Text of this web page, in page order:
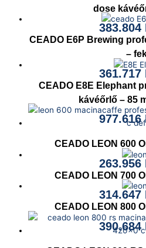
dose
383.804
CEADO E6P Brewing
–
361.717
CEADO E8E Elephant
kávéőrlő – 85
977.616
CEADO LEON 600
263.956
CEADO LEON 700
314.647
CEADO LEON 800
390.684